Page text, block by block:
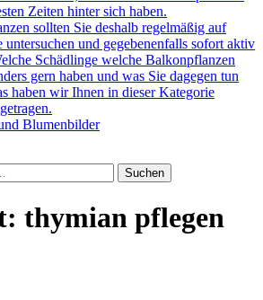
Zeiten hinter sich haben.
sollten Sie deshalb regelmäßig auf
untersuchen und gegebenenfalls sofort aktiv
Schädlinge welche Balkonpflanzen
gern haben und was Sie dagegen tun
haben wir Ihnen in dieser Kategorie
Blumenbilder
thymian pflegen